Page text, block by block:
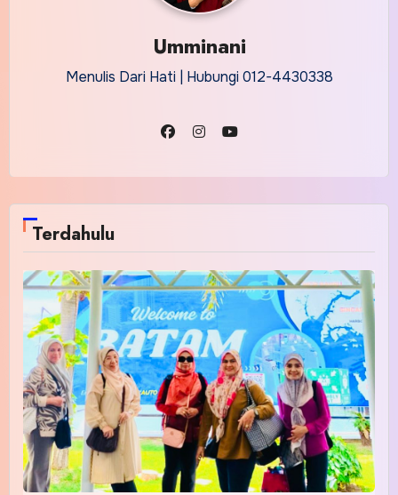
Umminani
Menulis Dari Hati | Hubungi 012-4430338
Terdahulu